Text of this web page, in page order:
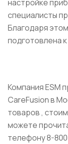
настройке
специалисты
Благодаря
подготовлена
Компания ESM
CareFusion в
товаров ,
можете
телефону 8-